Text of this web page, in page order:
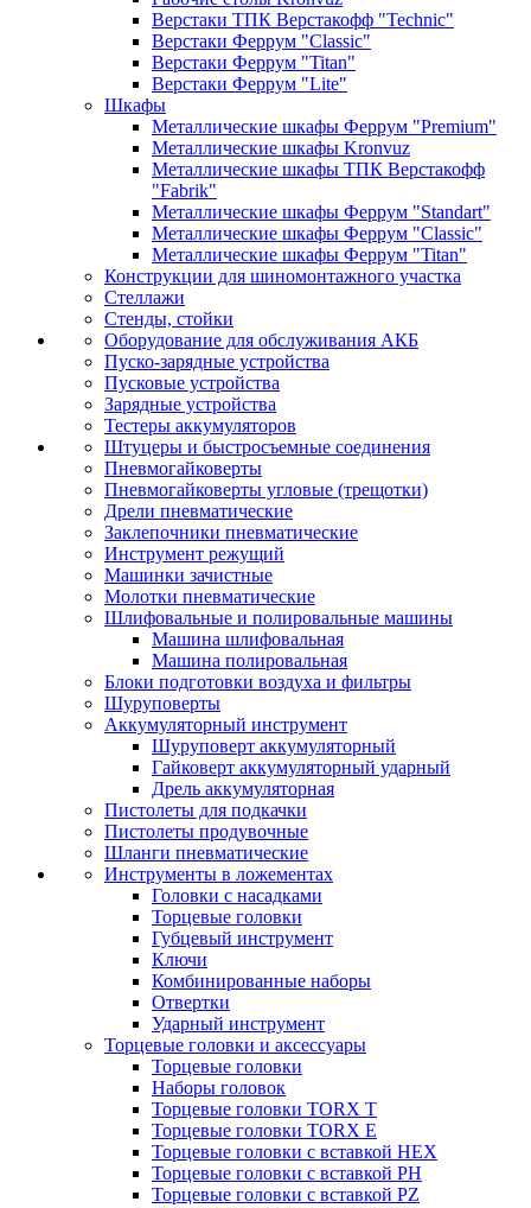
Верстаки ТПК Верстакофф "Technic"
Верстаки Феррум "Classic"
Верстаки Феррум "Titan"
Верстаки Феррум "Lite"
Шкафы
Металлические шкафы Феррум "Premium"
Металлические шкафы Kronvuz
Металлические шкафы ТПК Верстакофф
"Fabrik"
Металлические шкафы Феррум "Standart"
Металлические шкафы Феррум "Classic"
Металлические шкафы Феррум "Titan"
Конструкции для шиномонтажного участка
Стеллажи
Стенды, стойки
Оборудование для обслуживания АКБ
Пуско-зарядные устройства
Пусковые устройства
Зарядные устройства
Тестеры аккумуляторов
Штуцеры и быстросъемные соединения
Пневмогайковерты
Пневмогайковерты угловые (трещотки)
Дрели пневматические
Заклепочники пневматические
Инструмент режущий
Машинки зачистные
Молотки пневматические
Шлифовальные и полировальные машины
Машина шлифовальная
Машина полировальная
Блоки подготовки воздуха и фильтры
Шуруповерты
Аккумуляторный инструмент
Шуруповерт аккумуляторный
Гайковерт аккумуляторный ударный
Дрель аккумуляторная
Пистолеты для подкачки
Пистолеты продувочные
Шланги пневматические
Инструменты в ложементах
Головки с насадками
Торцевые головки
Губцевый инструмент
Ключи
Комбинированные наборы
Отвертки
Ударный инструмент
Торцевые головки и аксессуары
Торцевые головки
Наборы головок
Торцевые головки TORX T
Торцевые головки TORX Е
Торцевые головки с вставкой HEX
Торцевые головки с вставкой PH
Торцевые головки с вставкой PZ